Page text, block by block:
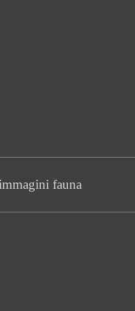
fauna